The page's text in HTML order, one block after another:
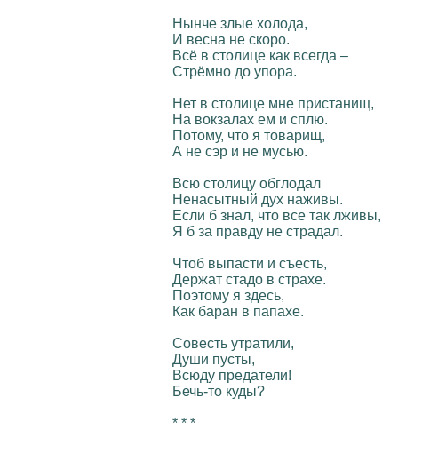
Нынче злые холода,
И весна не скоро.
Всё в столице как всегда –
Стрёмно до упора.
Нет в столице мне пристанищ,
На вокзалах ем и сплю.
Потому, что я товарищ,
А не сэр и не мусью.
Всю столицу обглодал
Ненасытный дух наживы.
Если б знал, что все так лживы,
Я б за правду не страдал.
Чтоб выпасти и съесть,
Держат стадо в страхе.
Поэтому я здесь,
Как баран в папахе.
Совесть утратили,
Души пусты,
Всюду предатели!
Бечь-то куды?
* * *